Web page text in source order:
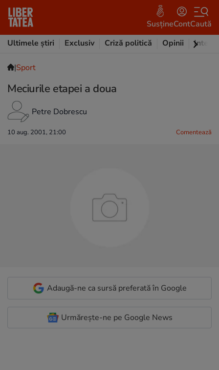
SusțineContCaută
Ultimele știri
Exclusiv Criză politică Opinii
|Sport
Meciurile etapei a doua
Petre Dobrescu
10 aug. 2001, 21:00 Comentează
Adaugă-ne ca sursă preferată în Google
Urmărește-ne pe Google News